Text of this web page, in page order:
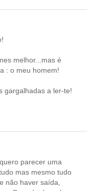
melhor...mas é
: o meu homem!
gargalhadas a ler-te!
parecer uma
mas mesmo tudo
não haver saída,